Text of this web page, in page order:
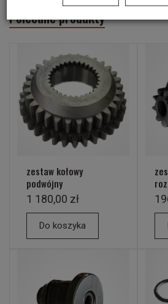
Polecane produkty
zestaw kołowy
podwójny
1 180,00 zł
Do koszyka